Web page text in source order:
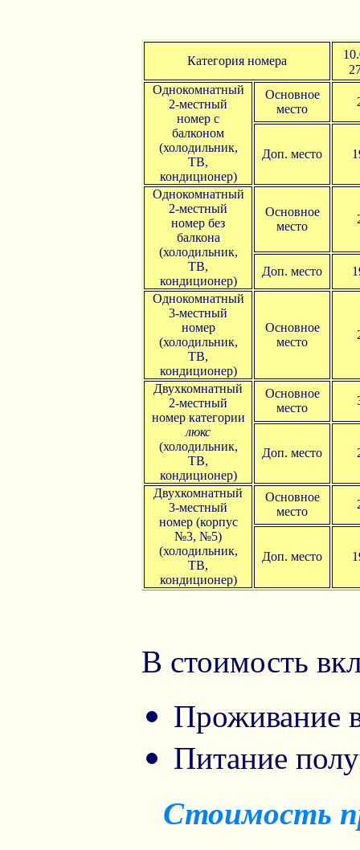
Категория номера
Однокомнатный
2-местный
номер с
балконом
(холодильник,
ТВ,
кондиционер)
Основное
место
Доп. место
Однокомнатный
2-местный
номер без
балкона
(холодильник,
ТВ,
кондиционер)
Основное
место
Доп. место
Однокомнатный
3-местный
номер
(холодильник,
ТВ,
кондиционер)
Основное
место
Двухкомнатный
2-местный
номер категории
люкс
(холодильник,
ТВ,
кондиционер)
Основное
место
Доп. место
Двухкомнатный
3-местный
номер (корпус
№3, №5)
(холодильник,
ТВ,
кондиционер)
Основное
место
Доп. место
В стоимость
Проживание
Питание
Стоимость